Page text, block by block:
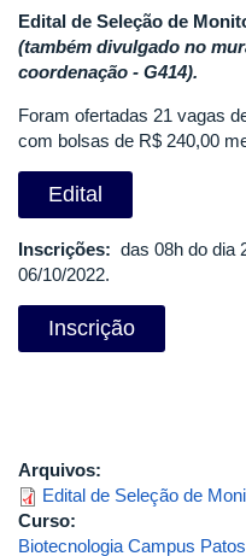
Edital de Seleção de
(também divulgado no
coordenação - G414).
Foram ofertadas 21 vagas
com bolsas de R$ 240,00
Edital
Inscrições: das 08h do dia
06/10/2022.
Inscrição
Arquivos:
Edital de Seleção de
Curso:
Biotecnologia Campus